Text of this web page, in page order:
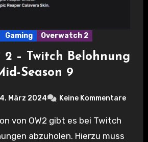
Gaming Overwatch 2
2 – Twitch Belohnung
Season 9
März 2024 Keine Kommentare
abzuholen. Hierzu muss